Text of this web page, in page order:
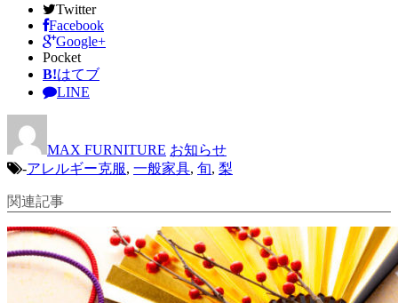
Twitter
Facebook
Google+
Pocket
B!はてブ
LINE
MAX FURNITURE お知らせ
-アレルギー克服, 一般家具, 旬, 梨
関連記事